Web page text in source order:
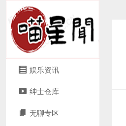
娱乐资讯
绅士仓库
无聊专区